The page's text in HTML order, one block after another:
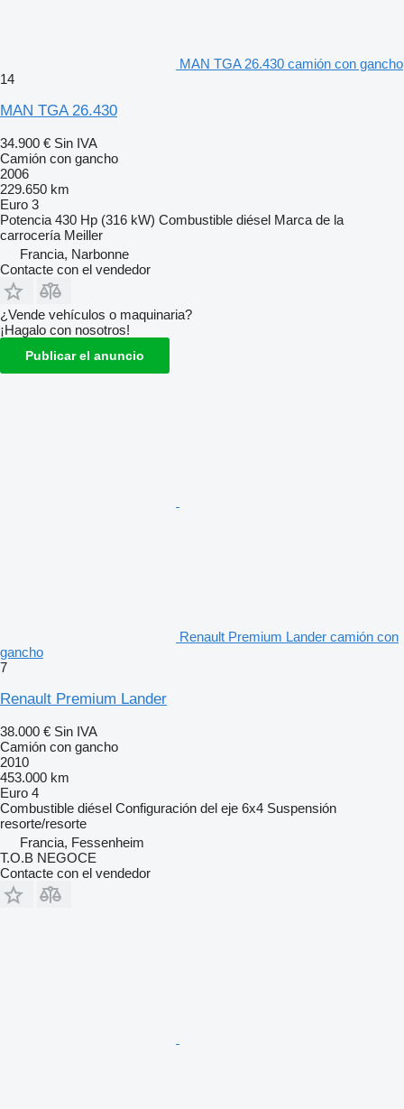
MAN TGA 26.430 camión con gancho
14
MAN TGA 26.430
34.900 € Sin IVA
Camión con gancho
2006
229.650 km
Euro 3
Potencia 430 Hp (316 kW) Combustible diésel Marca de la
carrocería Meiller
Francia, Narbonne
Contacte con el vendedor
¿Vende vehículos o maquinaria?
¡Hagalo con nosotros!
Publicar el anuncio
Renault Premium Lander camión con
gancho
7
Renault Premium Lander
38.000 € Sin IVA
Camión con gancho
2010
453.000 km
Euro 4
Combustible diésel Configuración del eje 6x4 Suspensión
resorte/resorte
Francia, Fessenheim
T.O.B NEGOCE
Contacte con el vendedor